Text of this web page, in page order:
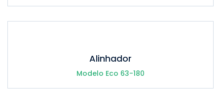
Alinhador
Modelo Eco 63-180